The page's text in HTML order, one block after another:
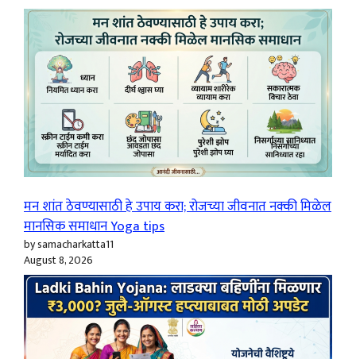
मन शांत ठेवण्यासाठी हे उपाय करा; रोजच्या जीवनात नक्की मिळेल
मानसिक समाधान Yoga tips
by samacharkatta11
August 8, 2026